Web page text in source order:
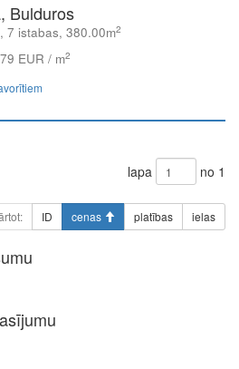
Bulduros
7 istabas, 380.00m2
EUR / m2
lapa no 1
ID cenas platības ielas